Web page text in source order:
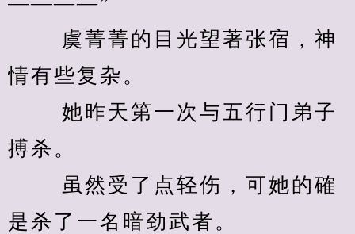
虞菁菁的目光望著张宿，神
情有些复杂。
她昨天第一次与五行门弟子
搏杀。
虽然受了点轻伤，可她的確
是杀了一名暗劲武者。